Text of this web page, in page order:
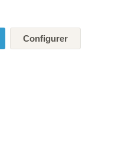
Configurer